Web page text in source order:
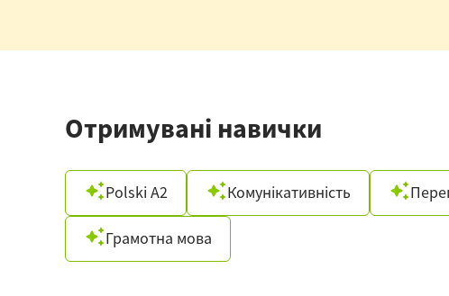
Отримувані навички
Polski A2 Комунікативність
Грамотна мова